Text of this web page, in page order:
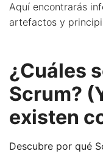
Aquí encontrarás
artefactos y
¿Cuáles
Scrum?
existen
Descubre por qué